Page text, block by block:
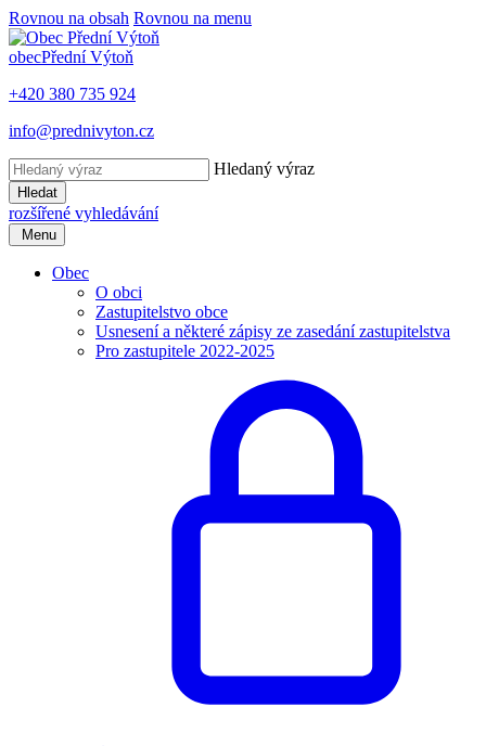
Rovnou na obsah Rovnou na menu
obecPřední Výtoň
+420 380 735 924
info@prednivyton.cz
Hledaný výraz
Hledat
rozšířené vyhledávání
Menu
Obec
O obci
Zastupitelstvo obce
Usnesení a některé zápisy ze zasedání zastupitelstva
Pro zastupitele 2022-2025